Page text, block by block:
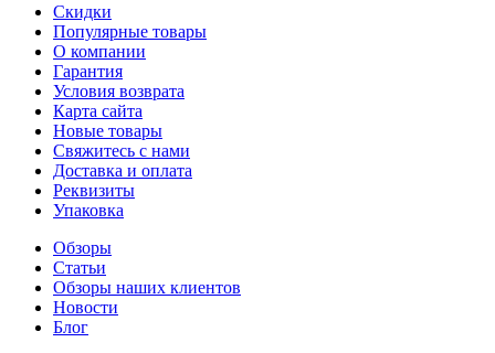
Скидки
Популярные товары
О компании
Гарантия
Условия возврата
Карта сайта
Новые товары
Свяжитесь с нами
Доставка и оплата
Реквизиты
Упаковка
Обзоры
Статьи
Обзоры наших клиентов
Новости
Блог